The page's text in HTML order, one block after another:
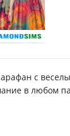
с
в любом